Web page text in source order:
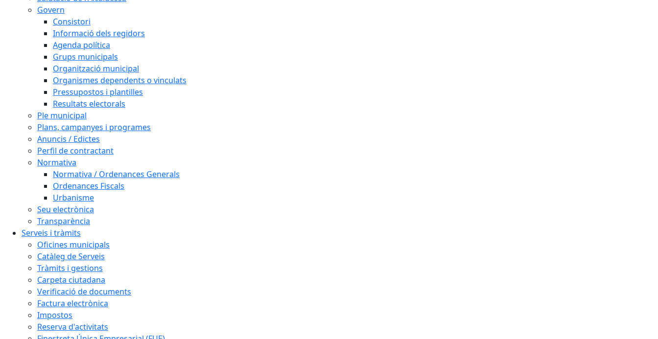
Govern
Consistori
Informació dels regidors
Agenda política
Grups municipals
Organització municipal
Organismes dependents o vinculats
Pressupostos i plantilles
Resultats electorals
Ple municipal
Plans, campanyes i programes
Anuncis / Edictes
Perfil de contractant
Normativa
Normativa / Ordenances Generals
Ordenances Fiscals
Urbanisme
Seu electrònica
Transparència
Serveis i tràmits
Oficines municipals
Catàleg de Serveis
Tràmits i gestions
Carpeta ciutadana
Verificació de documents
Factura electrònica
Impostos
Reserva d'activitats